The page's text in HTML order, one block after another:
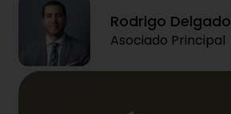
Rodrigo Delgado
Asociado Principal